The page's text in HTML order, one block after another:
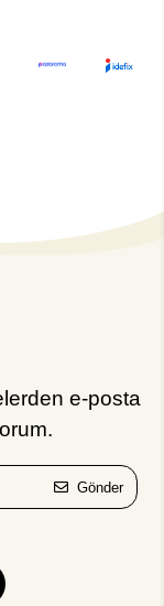
e-posta
Gönder